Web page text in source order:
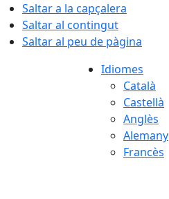
Saltar a la capçalera
Saltar al contingut
Saltar al peu de pàgina
Idiomes
Català
Castellà
Anglès
Alemany
Francès